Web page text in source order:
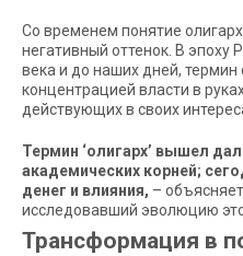
Со временем понятие
негативный оттенок. В эпоху
века и до наших дней, термин
концентрацией власти в
действующих в своих
Термин ‘олигарх’ вышел
академических корней;
денег и влияния, –
исследовавший эволюцию
Трансформация в